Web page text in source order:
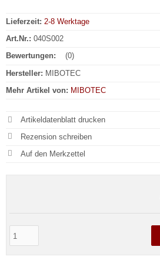
Lieferzeit: 2-8 Werktage
Art.Nr.: 040S002
Bewertungen:
(0)
Hersteller: MIBOTEC
Mehr Artikel von: MIBOTEC
Artikeldatenblatt drucken
Rezension schreiben